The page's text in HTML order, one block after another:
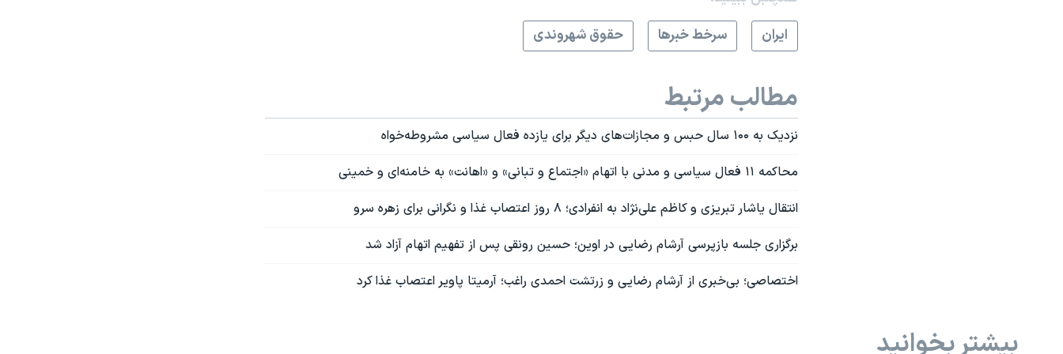
ايران
سرخط خبرها حقوق شهروندی
مطالب مرتبط
نزدیک به ۱۰۰ سال حبس و مجازات‌های دیگر برای یازده فعال سیاسی مشروطه‌خواه
محاکمه ۱۱ فعال سیاسی و مدنی با اتهام «اجتماع و تبانی» و «اهانت» به خامنه‌ای و خمینی
انتقال یاشار تبریزی و کاظم علی‌نژاد به انفرادی؛ ۸ روز اعتصاب غذا و نگرانی برای زهره سرو
برگزاری جلسه بازپرسی آرشام رضایی در اوین؛ حسین رونقی پس از تفهیم اتهام آزاد شد
اختصاصی؛ بی‌خبری از آرشام رضایی و زرتشت احمدی راغب؛ آرمیتا پاویر اعتصاب غذا کرد
بیشتر بخوانید